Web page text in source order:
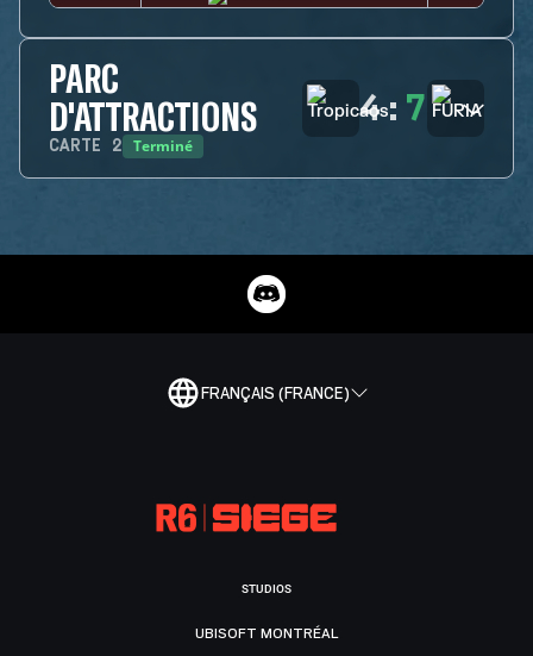
PARC
D'ATTRACTIONS
CARTE 2 Terminé
4: 7
FRANÇAIS (FRANCE)
STUDIOS
UBISOFT MONTRÉAL